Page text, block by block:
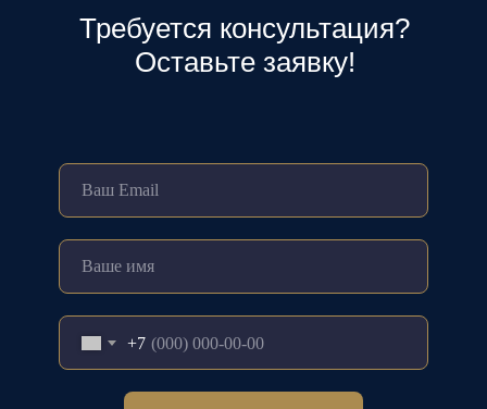
Требуется консультация?
Оставьте заявку!
+7